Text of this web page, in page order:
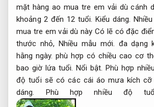
mặt hàng ao mua tre em vải dù cánh
khoảng 2 đến 12 tuổi. Kiểu dáng.
mua tre em vải dù này Có lẽ có đặc
thước nhỏ, Nhiều mẫu mới. đa dạng
hằng ngày. phù hợp có chiều cao cơ
bao giờ lứa tuổi. Nổi bật. Phù hợp
độ tuổi sẽ có các cái áo mưa kích cỡ
dáng.
Phù hợp nhiều độ